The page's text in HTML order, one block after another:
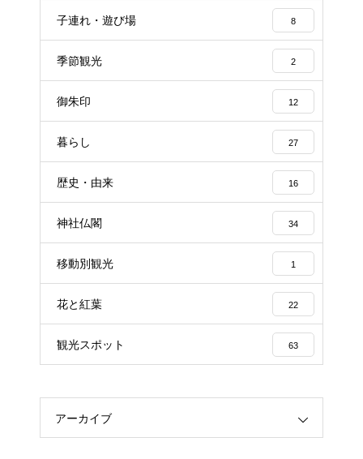
子連れ・遊び場 8
季節観光 2
御朱印 12
暮らし 27
歴史・由来 16
神社仏閣 34
移動別観光 1
花と紅葉 22
観光スポット 63
アーカイブ